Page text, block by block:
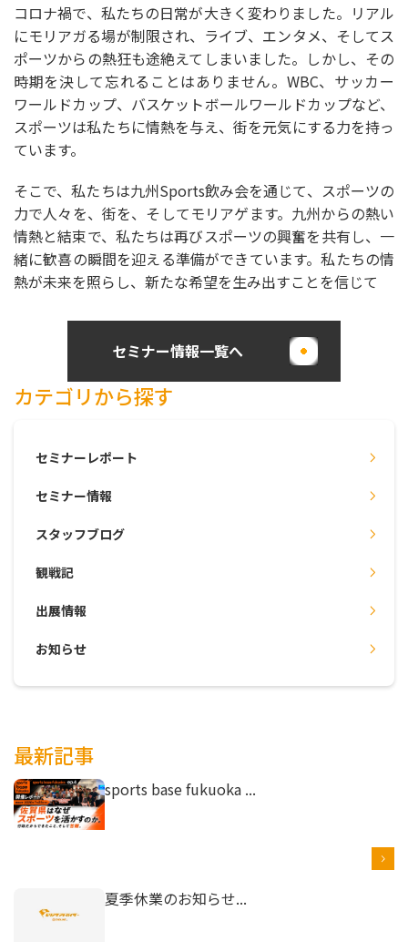
コロナ禍で、私たちの日常が大きく変わりました。リアル
にモリアガる場が制限され、ライブ、エンタメ、そしてス
ポーツからの熱狂も途絶えてしまいました。しかし、その
時期を決して忘れることはありません。WBC、サッカー
ワールドカップ、バスケットボールワールドカップなど、
スポーツは私たちに情熱を与え、街を元気にする力を持っ
ています。
そこで、私たちは九州Sports飲み会を通じて、スポーツの
力で人々を、街を、そしてモリアゲます。九州からの熱い
情熱と結束で、私たちは再びスポーツの興奮を共有し、一
緒に歓喜の瞬間を迎える準備ができています。私たちの情
熱が未来を照らし、新たな希望を生み出すことを信じて
セミナー情報一覧へ
カテゴリから探す
セミナーレポート
セミナー情報
スタッフブログ
観戦記
出展情報
お知らせ
最新記事
sports base fukuoka ...
夏季休業のお知らせ...